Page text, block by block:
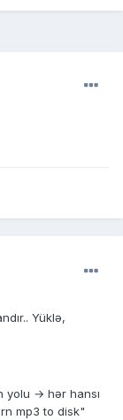
Yüklə,
yolu → hər hansı
mp3 to disk"